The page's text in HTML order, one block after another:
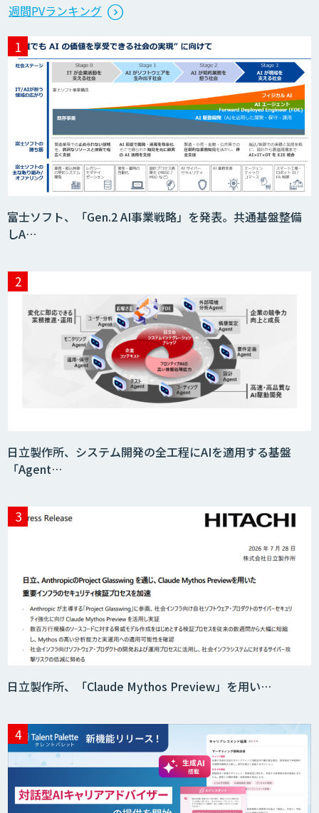
スのAI導入支援サービス
生成AI活用 1day ブートキャンプ
データ分析エージェント
ービス
SaaS・サブスク向け収益管理プラット
フォーム「ソアスク」
Acompany セキュアチャット
AI価格調査ツールSmapra
secondz Agentsense
週間PVランキング
富士ソフト、「Gen.2 AI事業戦略」を発表。共通基盤整備
しA…
日立製作所、システム開発の全工程にAIを適用する基盤
「Agent…
日立製作所、「Claude Mythos Preview」を用い…